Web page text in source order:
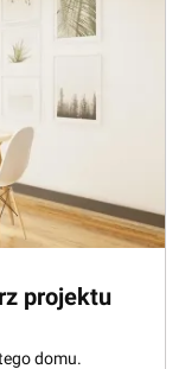
projektu
domu.